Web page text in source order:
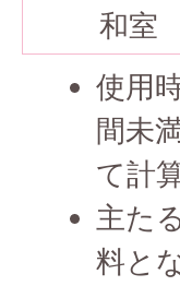
和室
使用
間未
て計
主た
料と